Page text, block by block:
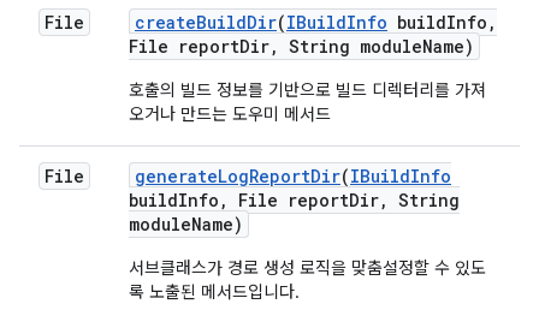
File createBuildDir(IBuildInfo buildInfo ,
File reportDir, String moduleName)
호출의 빌드 정보를 기반으로 빌드 디렉터리를 가져
오거나 만드는 도우미 메서드
File generateLogReportDir(IBuildInfo
buildInfo , File reportDir, String
moduleName)
서브클래스가 경로 생성 로직을 맞춤설정할 수 있도
록 노출된 메서드입니다.